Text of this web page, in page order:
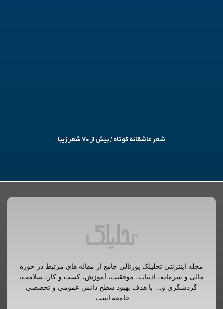
شعر عاشقانه کوتاه / بیش از ۷۰ شعر زیبا
مجله اینترنتی تحلیلک پورتالی جامع از مقاله های مرتبط در حوزه
مالی و سرمایه، ادبیات، موفقیت، آموزش، کسب و کار، سلامت،
گردشگری و… با هدف بهبود سطح دانش عمومی و تخصصی
جامعه است.